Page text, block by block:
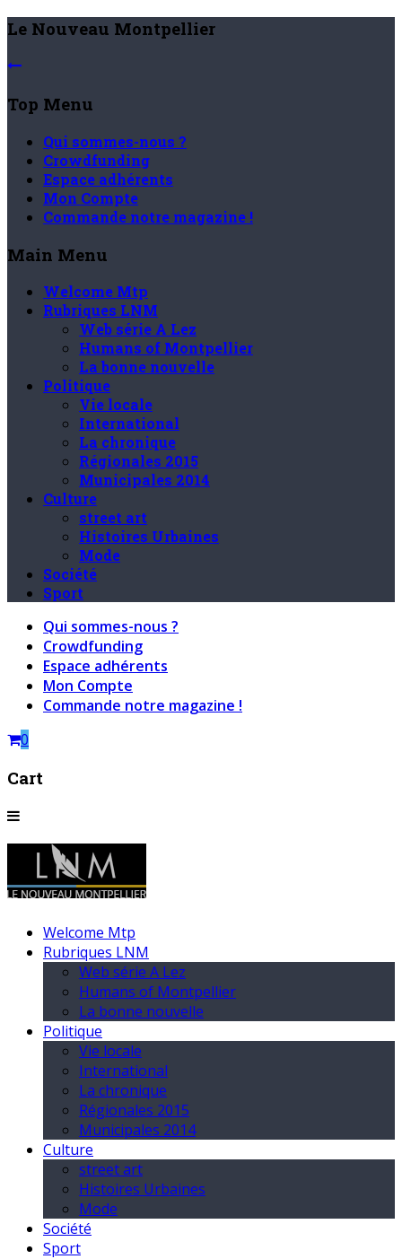
Le Nouveau Montpellier
Top Menu
Qui sommes-nous ?
Crowdfunding
Espace adhérents
Mon Compte
Commande notre magazine !
Main Menu
Welcome Mtp
Rubriques LNM
Web série A Lez
Humans of Montpellier
La bonne nouvelle
Politique
Vie locale
International
La chronique
Régionales 2015
Municipales 2014
Culture
street art
Histoires Urbaines
Mode
Société
Sport
Qui sommes-nous ?
Crowdfunding
Espace adhérents
Mon Compte
Commande notre magazine !
0
Cart
Welcome Mtp
Rubriques LNM
Web série A Lez
Humans of Montpellier
La bonne nouvelle
Politique
Vie locale
International
La chronique
Régionales 2015
Municipales 2014
Culture
street art
Histoires Urbaines
Mode
Société
Sport